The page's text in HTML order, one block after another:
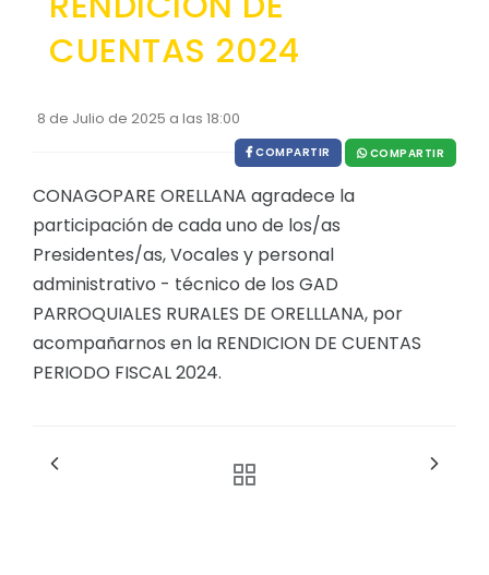
Procesos de contratación
Registro oficiales de creación parroquiales
CUENTAS 2024
8 de Julio de 2025 a las 18:00
COMPARTIR COMPARTIR
CONAGOPARE ORELLANA agradece la
participación de cada uno de los/as
Presidentes/as, Vocales y personal
administrativo - técnico de los GAD
PARROQUIALES RURALES DE ORELLLANA, por
acompañarnos en la RENDICION DE CUENTAS
PERIODO FISCAL 2024.